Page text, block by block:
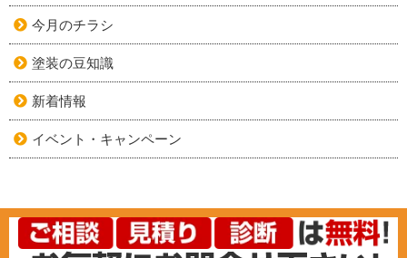
今月のチラシ
塗装の豆知識
新着情報
イベント・キャンペーン